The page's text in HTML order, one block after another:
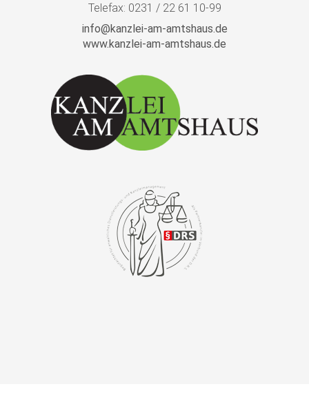
Telefax: 0231 / 22 61 10-99
info@kanzlei-am-amtshaus.de
www.kanzlei-am-amtshaus.de